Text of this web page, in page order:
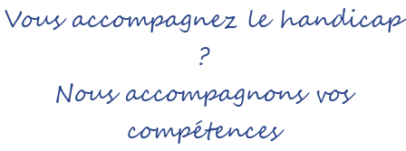
Vous accompagnez le handicap
?
Nous accompagnons vos
compétences